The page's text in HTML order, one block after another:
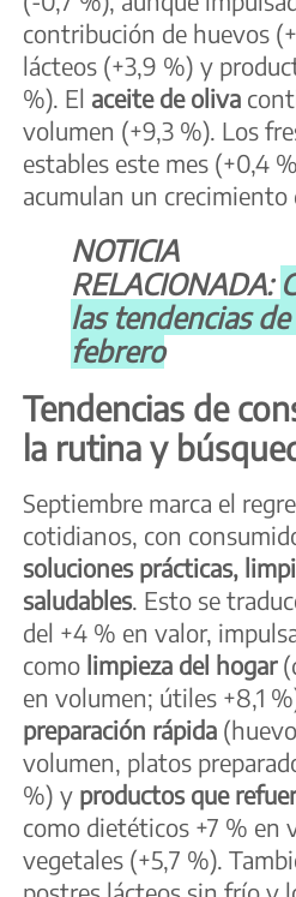
contribución de huevos
lácteos (+3,9 %) y
%). El aceite de oliva
volumen (+9,3 %). Los
estables este mes (+0,4
acumulan un crecimiento
NOTICIA
RELACIONADA:
las tendencias
febrero
Tendencias de
la rutina y
Septiembre marca el
cotidianos, con
soluciones prácticas,
saludables. Esto se
del +4 % en valor,
como limpieza del hogar
en volumen; útiles +8,1
preparación rápida
volumen, platos
%) y productos que
como dietéticos +7 % en
vegetales (+5,7 %).